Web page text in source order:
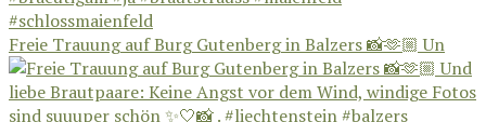
Freie Trauung auf Burg Gutenberg in Balzers 📸🫶🏼 Un